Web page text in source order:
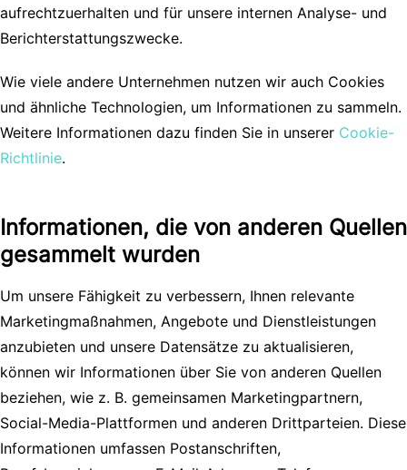
aufrechtzuerhalten und für unsere internen Analyse- und
Berichterstattungszwecke.
Wie viele andere Unternehmen nutzen wir auch Cookies
und ähnliche Technologien, um Informationen zu sammeln.
Weitere Informationen dazu finden Sie in unserer Cookie-
Richtlinie.
Informationen, die von anderen Quellen
gesammelt wurden
Um unsere Fähigkeit zu verbessern, Ihnen relevante
Marketingmaßnahmen, Angebote und Dienstleistungen
anzubieten und unsere Datensätze zu aktualisieren,
können wir Informationen über Sie von anderen Quellen
beziehen, wie z. B. gemeinsamen Marketingpartnern,
Social-Media-Plattformen und anderen Drittparteien. Diese
Informationen umfassen Postanschriften,